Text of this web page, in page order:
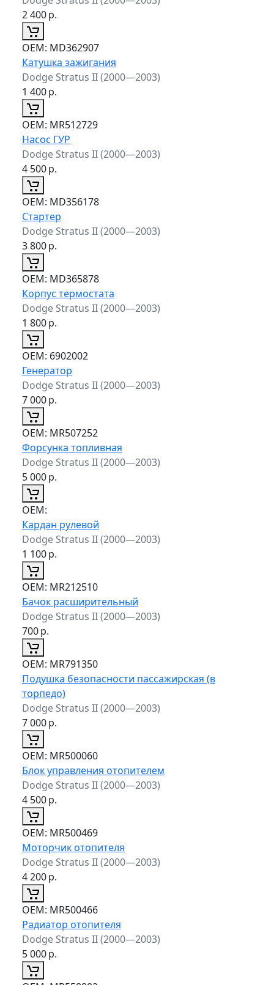
2 400р.
ОЕМ: MD362907
Катушка зажигания
Dodge Stratus II (2000—2003)
1 400р.
ОЕМ: MR512729
Насос ГУР
Dodge Stratus II (2000—2003)
4 500р.
ОЕМ: MD356178
Стартер
Dodge Stratus II (2000—2003)
3 800р.
ОЕМ: MD365878
Корпус термостата
Dodge Stratus II (2000—2003)
1 800р.
ОЕМ: 6902002
Генератор
Dodge Stratus II (2000—2003)
7 000р.
ОЕМ: MR507252
Форсунка топливная
Dodge Stratus II (2000—2003)
5 000р.
ОЕМ:
Кардан рулевой
Dodge Stratus II (2000—2003)
1 100р.
ОЕМ: MR212510
Бачок расширительный
Dodge Stratus II (2000—2003)
700р.
ОЕМ: MR791350
Подушка безопасности пассажирская (в
торпедо)
Dodge Stratus II (2000—2003)
7 000р.
ОЕМ: MR500060
Блок управления отопителем
Dodge Stratus II (2000—2003)
4 500р.
ОЕМ: MR500469
Моторчик отопителя
Dodge Stratus II (2000—2003)
4 200р.
ОЕМ: MR500466
Радиатор отопителя
Dodge Stratus II (2000—2003)
5 000р.